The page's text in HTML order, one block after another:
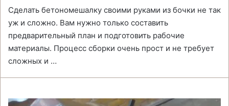
Сделать бетономешалку своими руками из бочки не так
уж и сложно. Вам нужно только составить
предварительный план и подготовить рабочие
материалы. Процесс сборки очень прост и не требует
сложных и …